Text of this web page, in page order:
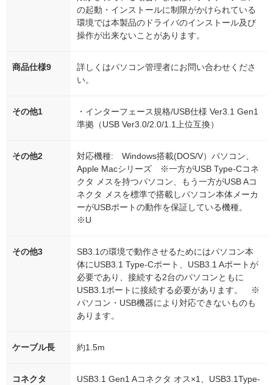
の起動・インストールに制限がかけられている
環境では本製品のドライバのインストール及び
操作が出来ないことがあります。
商品仕様9
詳しくはパソコン管理者にお問い合わせくださ
い。
その他1
・インターフェース規格/USB仕様 Ver3.1 Gen1
準拠（USB Ver3.0/2.0/1.1上位互換）
その他2
対応機種: Windows搭載(DOS/V）パソコン、
Apple Macシリーズ ※一方がUSB Type-Cコネ
クタ メスを持つパソコン、もう一方がUSB Aコ
ネクタ メスを標準で搭載しパソコン本体メーカ
ーがUSBポートの動作を保証している機種。
※U
その他3
SB3.1の環境で動作させるためにはパソコン本
体にUSB3.1 Type-Cポート、USB3.1 Aポートが
必要であり、接続する2台のパソコンともに
USB3.1ポートに接続する必要があります。 ※
パソコン・USB機器により対応できないものも
あります。
ケーブル長 約1.5m
コネクタ
USB3.1 Gen1 Aコネクタ オス×1、USB3.1Type-